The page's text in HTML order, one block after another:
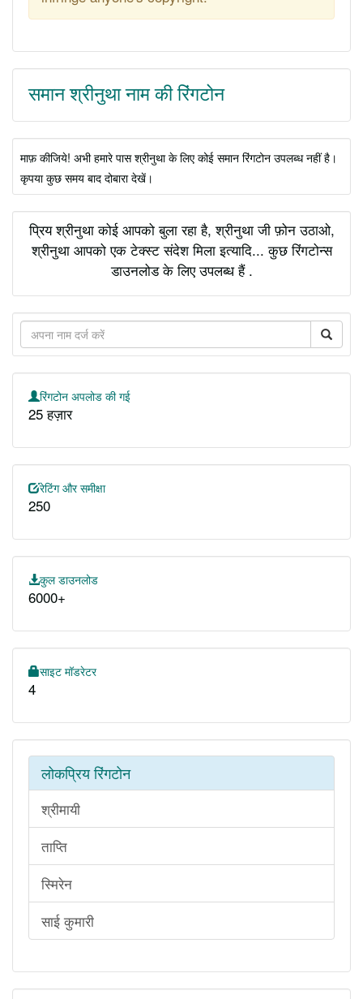
समान श्रीनुथा नाम की रिंगटोन
माफ़ कीजिये! अभी हमारे पास श्रीनुथा के लिए कोई समान रिंगटोन उपलब्ध नहीं है।
कृपया कुछ समय बाद दोबारा देखें।
प्रिय श्रीनुथा कोई आपको बुला रहा है, श्रीनुथा जी फ़ोन उठाओ,
श्रीनुथा आपको एक टेक्स्ट संदेश मिला इत्यादि... कुछ रिंगटोन्स
डाउनलोड के लिए उपलब्ध हैं .
रिंगटोन अपलोड की गई
25 हज़ार
रेटिंग और समीक्षा
250
कुल डाउनलोड
6000+
साइट मॉडरेटर
4
लोकप्रिय रिंगटोन
श्रीमायी
ताप्ति
स्मिरेन
साई कुमारी